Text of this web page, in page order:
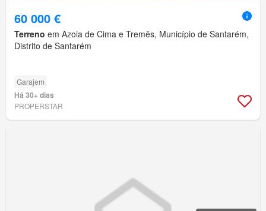
60 000 €
Terreno em Azoia de Cima e Tremês, Município de Santarém,
Distrito de Santarém
Garajem
Há 30+ dias
PROPERSTAR